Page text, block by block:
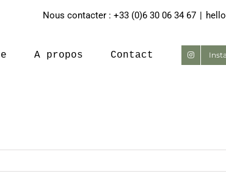
Nous contacter : +33 (0)6 30 06 34 67 |
A propos Contact